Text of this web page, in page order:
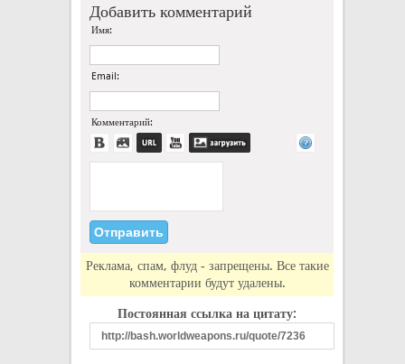
Добавить комментарий
Имя:
Email:
Комментарий:
Реклама, спам, флуд - запрещены. Все такие
комментарии будут удалены.
Постоянная ссылка на цитату: